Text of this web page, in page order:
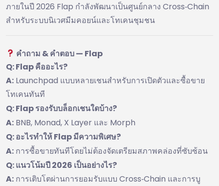
ภายในปี 2026 Flap กำลังพัฒนาเป็นศูนย์กลาง Cross‑Chain
สำหรับระบบนิเวศมีมคอยน์และโทเคนชุมชน
คำถาม & คำตอบ — Flap
Q: Flap คืออะไร?
A: Launchpad แบบหลายเชนสำหรับการเปิดตัวและซื้อขาย
โทเคนทันที
Q: Flap รองรับบล็อกเชนใดบ้าง?
A: BNB, Monad, X Layer และ Morph
Q: อะไรทำให้ Flap มีความพิเศษ?
A: การซื้อขายทันทีโดยไม่ต้องจัดเตรียมสภาพคล่องที่ซับซ้อน
Q: แนวโน้มปี 2026 เป็นอย่างไร?
A: การเติบโตผ่านการยอมรับแบบ Cross‑Chain และการบู